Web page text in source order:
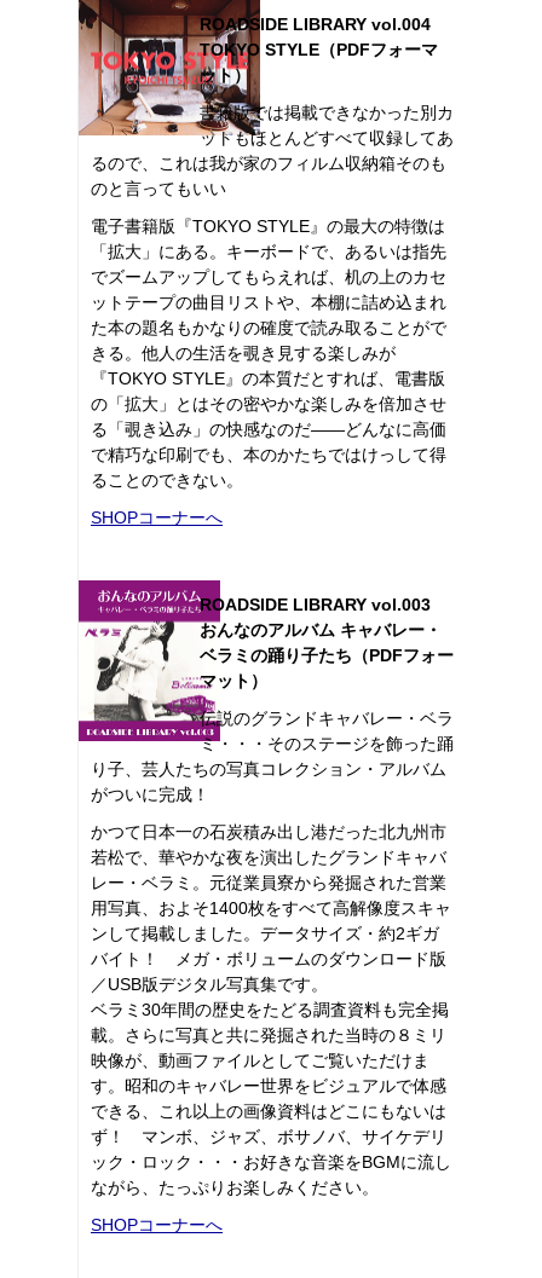
ROADSIDE LIBRARY vol.004
TOKYO STYLE（PDFフォーマ
ット）
書籍版では掲載できなかった別カ
ットもほとんどすべて収録してあ
るので、これは我が家のフィルム収納箱そのも
のと言ってもいい
電子書籍版『TOKYO STYLE』の最大の特徴は
「拡大」にある。キーボードで、あるいは指先
でズームアップしてもらえれば、机の上のカセ
ットテープの曲目リストや、本棚に詰め込まれ
た本の題名もかなりの確度で読み取ることがで
きる。他人の生活を覗き見する楽しみが
『TOKYO STYLE』の本質だとすれば、電書版
の「拡大」とはその密やかな楽しみを倍加させ
る「覗き込み」の快感なのだ――どんなに高価
で精巧な印刷でも、本のかたちではけっして得
ることのできない。
SHOPコーナーへ
ROADSIDE LIBRARY vol.003
おんなのアルバム キャバレー・
ベラミの踊り子たち（PDFフォー
マット）
伝説のグランドキャバレー・ベラ
ミ・・・そのステージを飾った踊
り子、芸人たちの写真コレクション・アルバム
がついに完成！
かつて日本一の石炭積み出し港だった北九州市
若松で、華やかな夜を演出したグランドキャバ
レー・ベラミ。元従業員寮から発掘された営業
用写真、およそ1400枚をすべて高解像度スキャ
ンして掲載しました。データサイズ・約2ギガ
バイト！ メガ・ボリュームのダウンロード版
／USB版デジタル写真集です。
ベラミ30年間の歴史をたどる調査資料も完全掲
載。さらに写真と共に発掘された当時の８ミリ
映像が、動画ファイルとしてご覧いただけま
す。昭和のキャバレー世界をビジュアルで体感
できる、これ以上の画像資料はどこにもないは
ず！ マンボ、ジャズ、ボサノバ、サイケデリ
ック・ロック・・・お好きな音楽をBGMに流し
ながら、たっぷりお楽しみください。
SHOPコーナーへ